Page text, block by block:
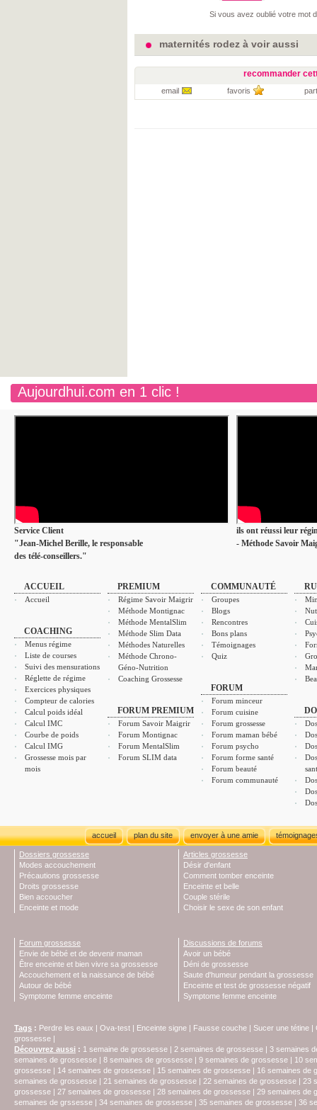
Si vous avez oublié votre mot
maternités rodez à voir aussi
recommander
email favoris
Aujourdhui.com en 1 clic !
Service Client
"Jean-Michel Berille, le responsable
des télé-conseillers."
ils ont réussi leur
- Méthode Savoir
ACCUEIL
Accueil
COACHING
Menus régime
Liste de courses
Suivi des mensurations
Réglette de régime
Exercices physiques
Compteur de calories
Calcul poids idéal
Calcul IMC
Courbe de poids
Calcul IMG
Grossesse mois par
mois
PREMIUM
Régime Savoir Maigrir
Méthode Montignac
Méthode MentalSlim
Méthode Slim Data
Méthodes Naturelles
Méthode Chrono-
Géno-Nutrition
Coaching Grossesse
FORUM PREMIUM
Forum Savoir Maigrir
Forum Montignac
Forum MentalSlim
Forum SLIM data
COMMUNAUTÉ
Groupes
Blogs
Rencontres
Bons plans
Témoignages
Quiz
FORUM
Forum minceur
Forum cuisine
Forum grossesse
Forum maman bébé
Forum psycho
Forum forme santé
Forum beauté
Forum communauté
accueil plan du site envoyer à une amie
Dossiers grossesse
Modes accouchement
Précautions grossesse
Droits grossesse
Bien accoucher
Enceinte et mode
Articles grossesse
Désir d'enfant
Comment tomber enceinte
Enceinte et belle
Couple stérile
Choisir le sexe de son enfant
Forum grossesse
Envie de bébé et de devenir maman
Être enceinte et bien vivre sa grossesse
Accouchement et la naissance de bébé
Autour de bébé
Symptome femme enceinte
Discussions de forums
Avoir un bébé
Déni de grossesse
Saute d'humeur pendant la grossesse
Enceinte et test de grossesse négatif
Symptome femme enceinte
Tags : Perdre les eaux | Ova-test | Enceinte signe | Fausse couche | Sucer une tétine |
grossesse |
Découvrez aussi : 1 semaine de grossesse | 2 semaines de grossesse | 3 semaines
semaines de grossesse | 8 semaines de grossesse | 9 semaines de grossesse | 10
grossesse | 14 semaines de grossesse | 15 semaines de grossesse | 16 semaines de
semaines de grossesse | 21 semaines de grossesse | 22 semaines de grossesse | 23
grossesse | 27 semaines de grossesse | 28 semaines de grossesse | 29 semaines de
semaines de grssesse | 34 semaines de grossesse | 35 semaines de grossesse | 36